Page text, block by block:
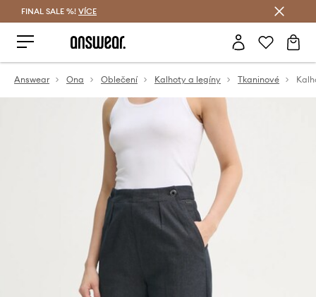
FINAL SALE %! VÍCE
Answear Ona Oblečení Kalhoty a legíny Tkaninové